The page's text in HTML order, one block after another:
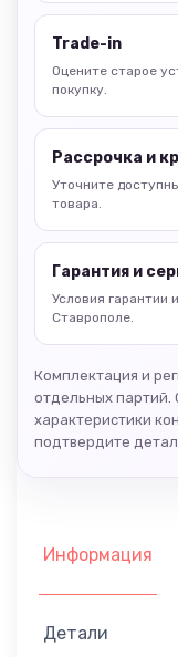
Trade-in
Оцените старое
покупку.
Рассрочка и
Уточните
товара.
Гарантия и
Условия гарантии
Ставрополе.
Комплектация и
отдельных партий.
характеристики
подтвердите
Информация
Детали